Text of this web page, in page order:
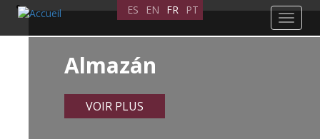
Aller
contenu
Toggle
ES EN FR PT
Almazán
VOIR PLUS